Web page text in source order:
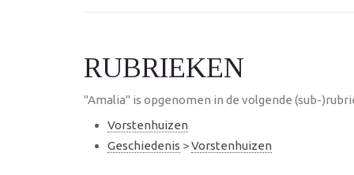
RUBRIEKEN
"Amalia" is opgenomen in de volgende (sub-
Vorstenhuizen
Geschiedenis >Vorstenhuizen